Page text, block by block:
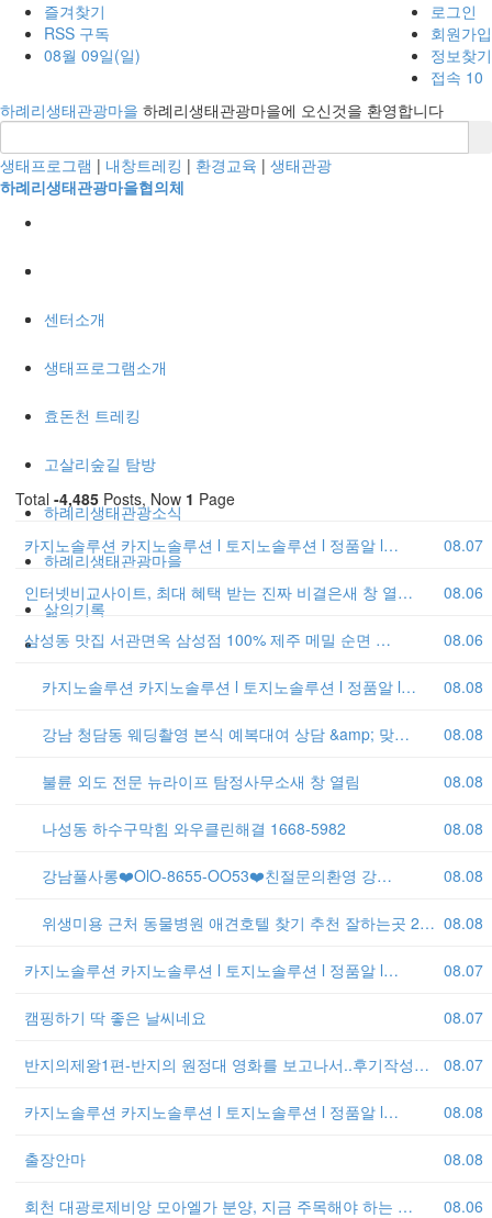
즐겨찾기
RSS 구독
08월 09일(일)
로그인
회원가입
정보찾기
접속 10
하례리생태관광마을 하례리생태관광마을에 오신것을 환영합니다
생태프로그램 | 내창트레킹 | 환경교육 | 생태관광
하례리생태관광마을협의체
센터소개
생태프로그램소개
효돈천 트레킹
고살리숲길 탐방
하례리생태관광소식
하례리생태관광마을
삶의기록
Total -4,485 Posts, Now 1 Page
08.07
카지노솔루션 카지노솔루션 l 토지노솔루션 l 정품알 l…
08.06
인터넷비교사이트, 최대 혜택 받는 진짜 비결은새 창 열…
08.06
삼성동 맛집 서관면옥 삼성점 100% 제주 메밀 순면 …
08.08
카지노솔루션 카지노솔루션 l 토지노솔루션 l 정품알 l…
08.08
강남 청담동 웨딩촬영 본식 예복대여 상담 &amp; 맞…
08.08
불륜 외도 전문 뉴라이프 탐정사무소새 창 열림
08.08
나성동 하수구막힘 와우클린해결 1668-5982
08.08
강남풀사롱❤️OlO-8655-OO53❤️친절문의환영 강…
08.08
위생미용 근처 동물병원 애견호텔 찾기 추천 잘하는곳 2…
08.07
카지노솔루션 카지노솔루션 l 토지노솔루션 l 정품알 l…
08.07
캠핑하기 딱 좋은 날씨네요
08.07
반지의제왕1편-반지의 원정대 영화를 보고나서..후기작성…
08.08
카지노솔루션 카지노솔루션 l 토지노솔루션 l 정품알 l…
08.08
출장안마
08.06
회천 대광로제비앙 모아엘가 분양, 지금 주목해야 하는 …